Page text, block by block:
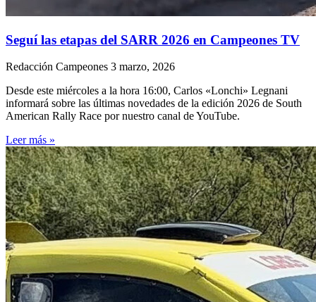
Seguí las etapas del SARR 2026 en Campeones TV
Redacción Campeones 3 marzo, 2026
Desde este miércoles a la hora 16:00, Carlos «Lonchi» Legnani
informará sobre las últimas novedades de la edición 2026 de South
American Rally Race por nuestro canal de YouTube.
Leer más »